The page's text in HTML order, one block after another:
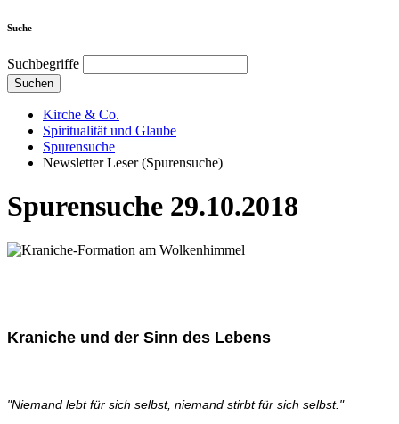
Suche
Suchbegriffe
Suchen
Kirche & Co.
Spiritualität und Glaube
Spurensuche
Newsletter Leser (Spurensuche)
Spurensuche 29.10.2018
Kraniche und der Sinn des Lebens
"Niemand lebt für sich selbst, niemand stirbt für sich selbst."